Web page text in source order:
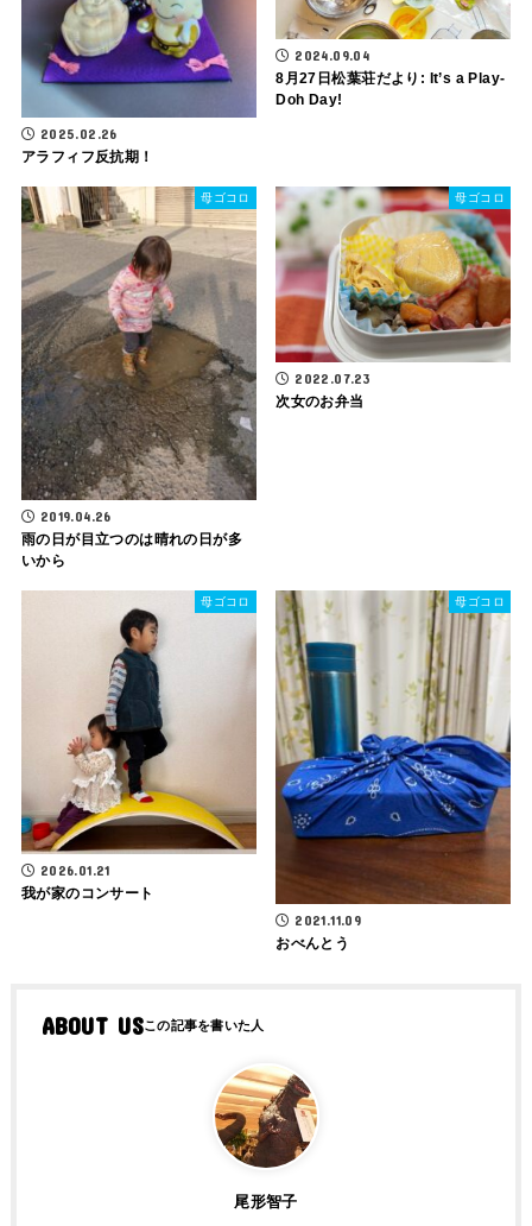
2025.02.26
アラフィフ反抗期！
2024.09.04
8月27日松葉荘だより: It’s a Play-
Doh Day!
母ゴコロ
2019.04.26
雨の日が目立つのは晴れの日が多
いから
母ゴコロ
2022.07.23
次女のお弁当
母ゴコロ
2026.01.21
我が家のコンサート
母ゴコロ
2021.11.09
おべんとう
ABOUT US
尾形智子